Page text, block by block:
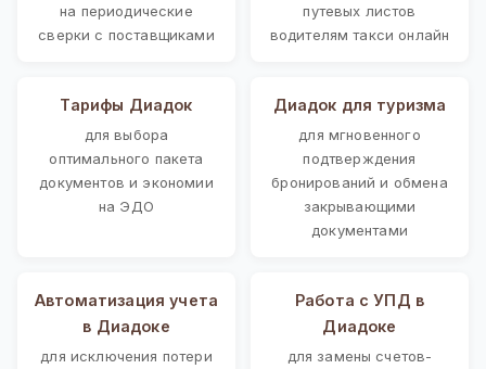
на периодические
сверки с поставщиками
путевых листов
водителям такси онлайн
Тарифы Диадок
для выбора
оптимального пакета
документов и экономии
на ЭДО
Диадок для туризма
для мгновенного
подтверждения
бронирований и обмена
закрывающими
документами
Автоматизация учета
в Диадоке
для исключения потери
Работа с УПД в
Диадоке
для замены счетов-